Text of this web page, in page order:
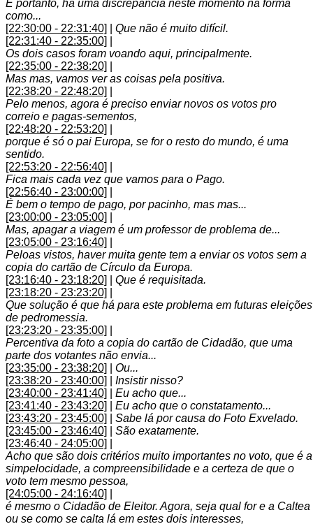
E portanto, há uma discrepância neste momento na forma
como...
[22:30:00 - 22:31:40]
Que não é muito difícil.
[22:31:40 - 22:35:00]
Os dois casos foram voando aqui, principalmente.
[22:35:00 - 22:38:20]
Mas mas, vamos ver as coisas pela positiva.
[22:38:20 - 22:48:20]
Pelo menos, agora é preciso enviar novos os votos pro
correio e pagas-sementos,
[22:48:20 - 22:53:20]
porque é só o pai Europa, se for o resto do mundo, é uma
sentido.
[22:53:20 - 22:56:40]
Fica mais cada vez que vamos para o Pago.
[22:56:40 - 23:00:00]
É bem o tempo de pago, por pacinho, mas mas...
[23:00:00 - 23:05:00]
Mas, apagar a viagem é um professor de problema de...
[23:05:00 - 23:16:40]
Peloas vistos, haver muita gente tem a enviar os votos sem a
copia do cartão de Círculo da Europa.
[23:16:40 - 23:18:20]
Que é requisitada.
[23:18:20 - 23:23:20]
Que solução é que há para este problema em futuras eleições
de pedromessia.
[23:23:20 - 23:35:00]
Percentiva da foto a copia do cartão de Cidadão, que uma
parte dos votantes não envia...
[23:35:00 - 23:38:20]
Ou...
[23:38:20 - 23:40:00]
Insistir nisso?
[23:40:00 - 23:41:40]
Eu acho que...
[23:41:40 - 23:43:20]
Eu acho que o constatamento...
[23:43:20 - 23:45:00]
Sabe lá por causa do Foto Exvelado.
[23:45:00 - 23:46:40]
São exatamente.
[23:46:40 - 24:05:00]
Acho que são dois critérios muito importantes no voto, que é a
simpelocidade, a compreensibilidade e a certeza de que o
voto tem mesmo pessoa,
[24:05:00 - 24:16:40]
é mesmo o Cidadão de Eleitor. Agora, seja qual for e a Caltea
ou se como se calta lá em estes dois interesses,